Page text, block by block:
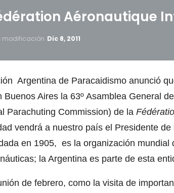
Aéronautique
modificación Dic 8, 2011
Argentina de Paracaidismo anunció
Buenos Aires la 63º Asamblea General
Parachuting Commission) de la
vendrá a nuestro país el Presidente
en 1905, es la organización
la Argentina es parte de esta
de febrero, como la visita de